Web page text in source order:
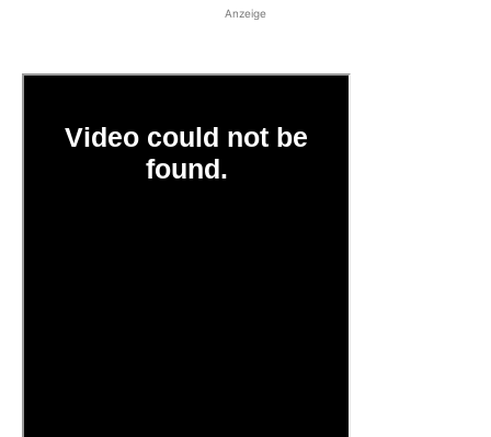
Anzeige